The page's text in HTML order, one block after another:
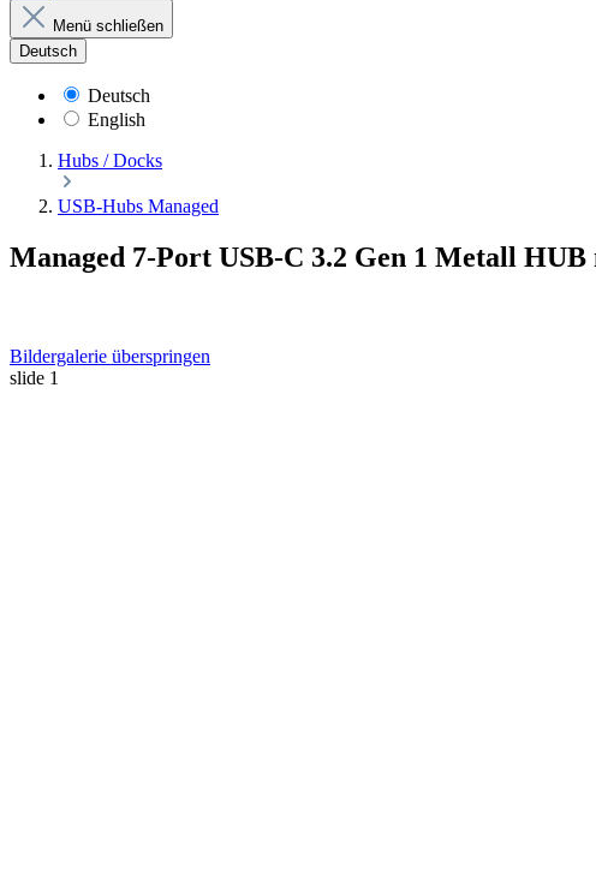
Menü schließen
Deutsch
Deutsch
English
Hubs / Docks
USB-Hubs Managed
Managed 7-Port USB-C 3.2 Gen 1 Metall
Bildergalerie überspringen
slide 1